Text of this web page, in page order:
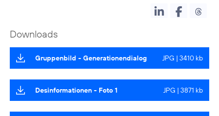
Downloads
Gruppenbild - Generationendialog JPG | 3410 kb
Desinformationen - Foto 1 JPG | 3871 kb